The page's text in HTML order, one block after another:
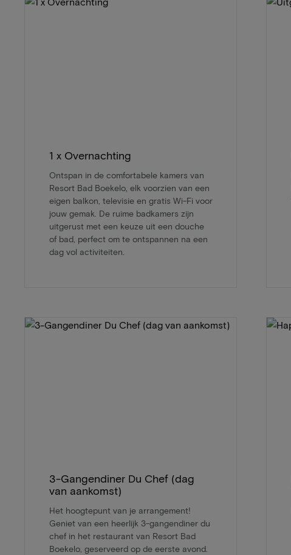
1 x Overnachting
Ontspan in de comfortabele kamers van
Resort Bad Boekelo, elk voorzien van een
eigen balkon, televisie en gratis Wi-Fi voor
jouw gemak. De ruime badkamers zijn
uitgerust met een keuze uit een douche
of bad, perfect om te ontspannen na een
dag vol activiteiten.
3-Gangendiner Du Chef (dag
van aankomst)
Het hoogtepunt van je arrangement!
Geniet van een heerlijk 3-gangendiner du
chef in het restaurant van Resort Bad
Boekelo, geserveerd op de eerste avond.